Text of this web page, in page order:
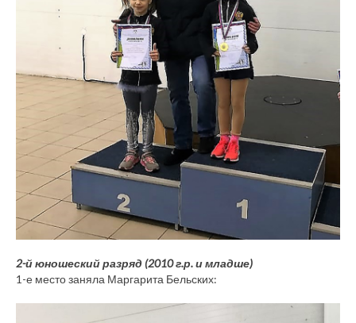
2-й юношеский разряд (2010 г.р. и младше)
1-е место заняла Маргарита Бельских: